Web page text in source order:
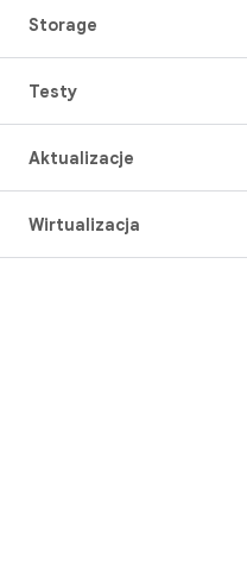
Storage
Testy
Aktualizacje
Wirtualizacja